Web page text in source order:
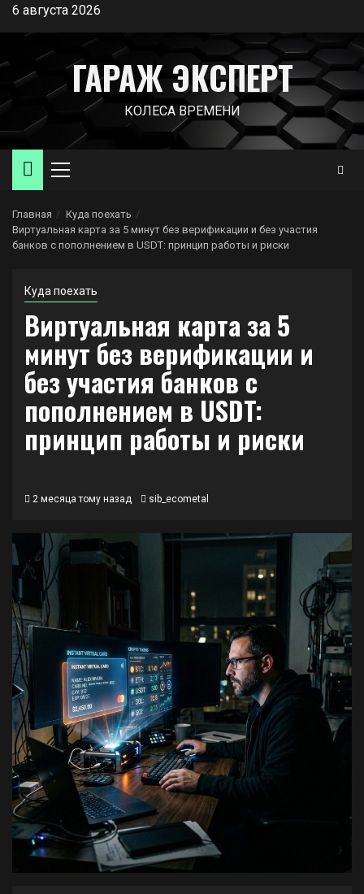
Перейти
содержимому
6 августа 2026
ГАРАЖ ЭКСПЕРТ
КОЛЕСА ВРЕМЕНИ
Основное
Главная
Куда поехать
Виртуальная карта за 5 минут без верификации и без участия
банков с пополнением в USDT: принцип работы и риски
Куда поехать
Виртуальная карта за 5
минут без верификации и
без участия банков с
пополнением в USDT:
принцип работы и риски
2 месяца тому назад sib_ecometal